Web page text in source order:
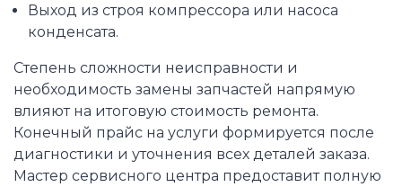
Выход из строя компрессора или насоса
конденсата.
Степень сложности неисправности и
необходимость замены запчастей напрямую
влияют на итоговую стоимость ремонта.
Конечный прайс на услуги формируется после
диагностики и уточнения всех деталей заказа.
Мастер сервисного центра предоставит полную